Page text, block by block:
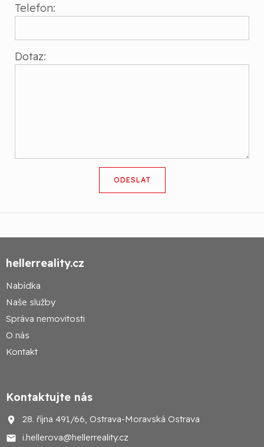
Telefon:
Dotaz:
hellerreality.cz
Nabídka
Naše služby
Správa nemovitosti
O nás
Kontakt
Kontaktujte nás
28. října 491/66, Ostrava-Moravská Ostrava
i.hellerova@hellerreality.cz